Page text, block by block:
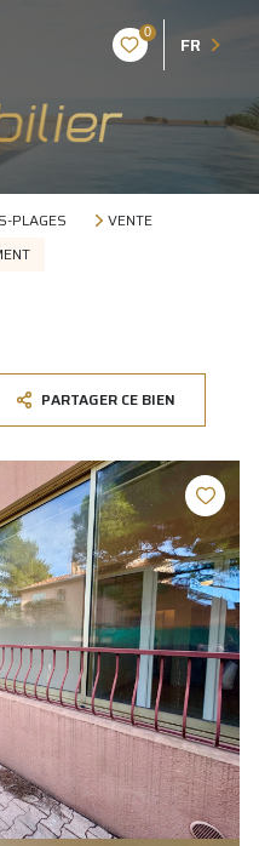
0 FR
PLAGES
VENTE
PARTAGER CE BIEN